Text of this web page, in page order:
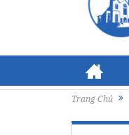
Trang Chủ